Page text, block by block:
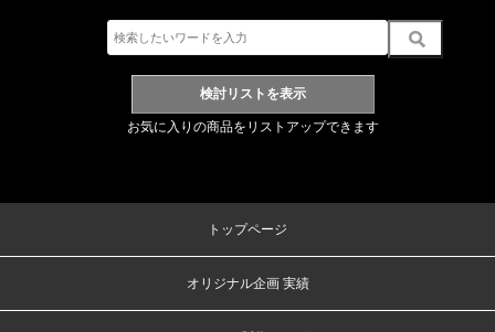
お気に入りの商品をリストアップできます
トップページ
オリジナル企画 実績